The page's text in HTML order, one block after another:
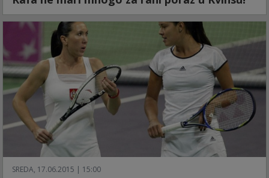
SREDA, 17.06.2015 | 15:00